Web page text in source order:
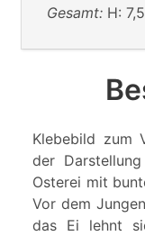
Gesamt: H:
Klebebild zum
der
Osterei mit
Vor dem
das Ei lehnt